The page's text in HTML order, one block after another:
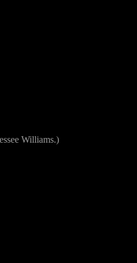
Williams.)